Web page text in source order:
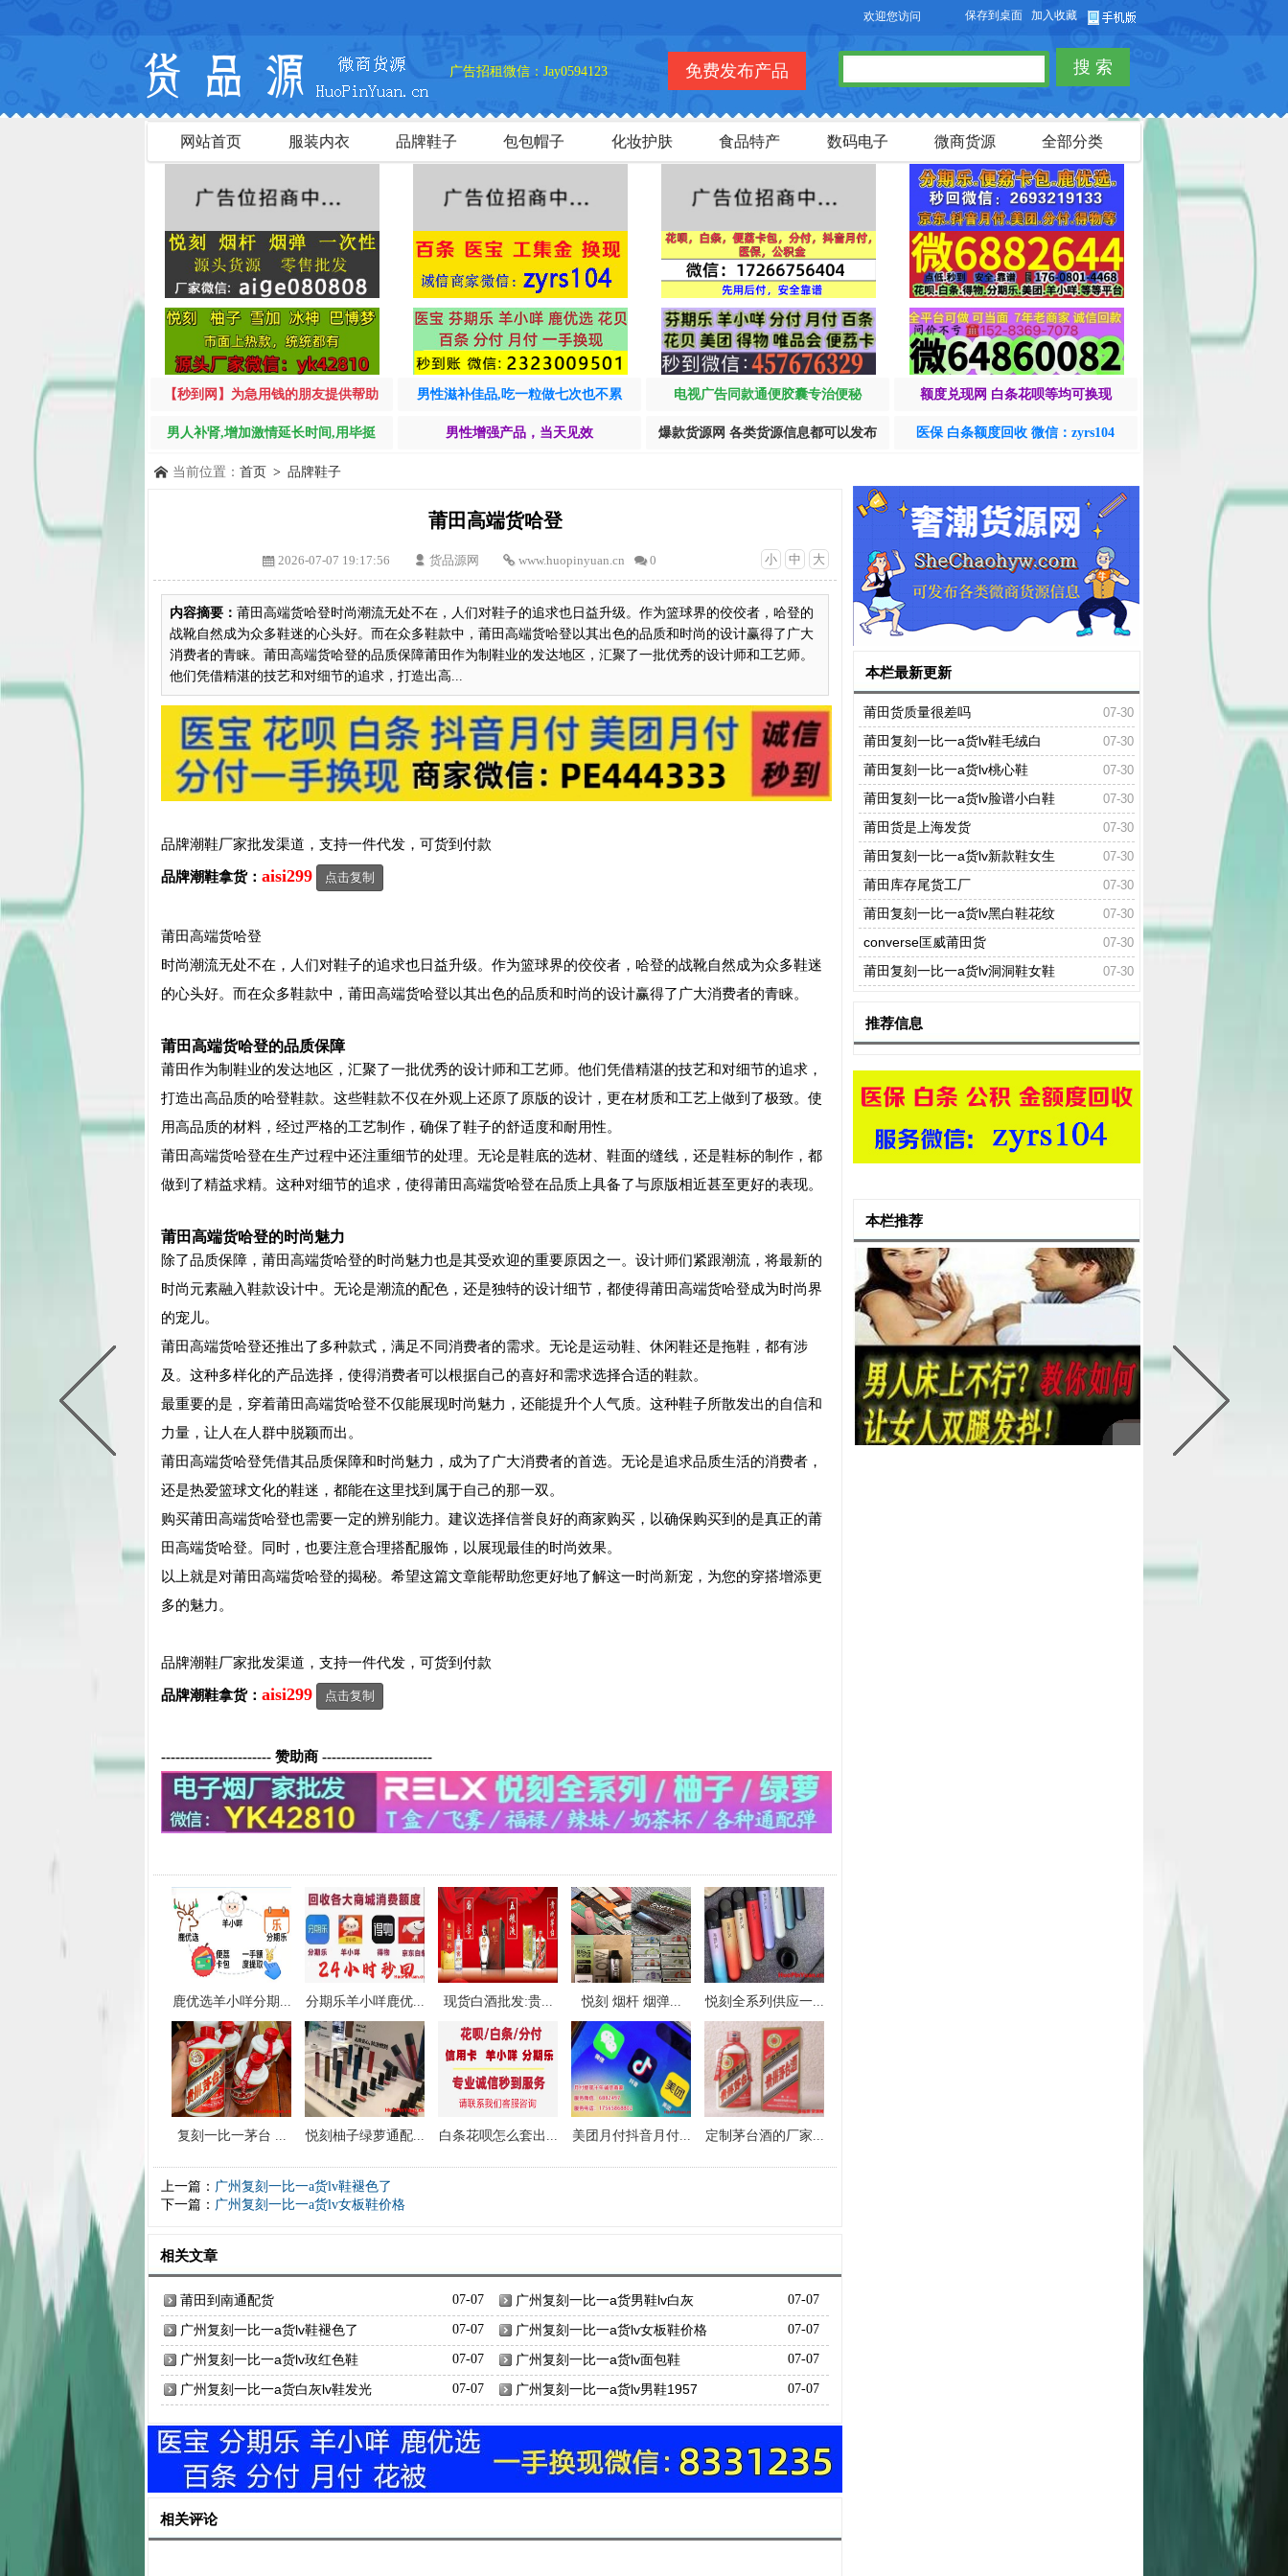
欢迎您访问【货品源】微商货源网站，本站可以免费发布微商货源信息，免费发布供求
保存到桌面 加入收藏
广告招租微信：Jay0594123 搜 索
免费发布产品
网站首页 服装内衣 品牌鞋子 包包帽子 化妆护肤 食品特产 数码电子 微商货源 全部分类
【秒到网】为急用钱的朋友提供帮助 男性滋补佳品,吃一粒做七次也不累 电视广告同款通便胶囊专治便秘 额度兑现网 白条花呗等均可换现
男人补肾,增加激情延长时间,用毕挺 男性增强产品，当天见效 爆款货源网 各类货源信息都可以发布 医保 白条额度回收 微信：zyrs104
当前位置： 首页 > 品牌鞋子
莆田高端货哈登
小 中 大
2026-07-07 19:17:56 货品源网 www.huopinyuan.cn 0
内容摘要： 莆田高端货哈登时尚潮流无处不在，人们对鞋子的追求也日益升级。作为篮球界的佼佼者，哈登的
战靴自然成为众多鞋迷的心头好。而在众多鞋款中，莆田高端货哈登以其出色的品质和时尚的设计赢得了广大
消费者的青睐。莆田高端货哈登的品质保障莆田作为制鞋业的发达地区，汇聚了一批优秀的设计师和工艺师。
他们凭借精湛的技艺和对细节的追求，打造出高...
品牌潮鞋厂家批发渠道，支持一件代发，可货到付款
品牌潮鞋拿货： aisi299 点击复制
莆田高端货哈登
时尚潮流无处不在，人们对鞋子的追求也日益升级。作为篮球界的佼佼者，哈登的战靴自然成为众多鞋迷
的心头好。而在众多鞋款中，莆田高端货哈登以其出色的品质和时尚的设计赢得了广大消费者的青睐。
莆田高端货哈登的品质保障
莆田作为制鞋业的发达地区，汇聚了一批优秀的设计师和工艺师。他们凭借精湛的技艺和对细节的追求，
打造出高品质的哈登鞋款。这些鞋款不仅在外观上还原了原版的设计，更在材质和工艺上做到了极致。使
用高品质的材料，经过严格的工艺制作，确保了鞋子的舒适度和耐用性。
莆田高端货哈登在生产过程中还注重细节的处理。无论是鞋底的选材、鞋面的缝线，还是鞋标的制作，都
做到了精益求精。这种对细节的追求，使得莆田高端货哈登在品质上具备了与原版相近甚至更好的表现。
莆田高端货哈登的时尚魅力
除了品质保障，莆田高端货哈登的时尚魅力也是其受欢迎的重要原因之一。设计师们紧跟潮流，将最新的
时尚元素融入鞋款设计中。无论是潮流的配色，还是独特的设计细节，都使得莆田高端货哈登成为时尚界
的宠儿。
莆田高端货哈登还推出了多种款式，满足不同消费者的需求。无论是运动鞋、休闲鞋还是拖鞋，都有涉
及。这种多样化的产品选择，使得消费者可以根据自己的喜好和需求选择合适的鞋款。
最重要的是，穿着莆田高端货哈登不仅能展现时尚魅力，还能提升个人气质。这种鞋子所散发出的自信和
力量，让人在人群中脱颖而出。
莆田高端货哈登凭借其品质保障和时尚魅力，成为了广大消费者的首选。无论是追求品质生活的消费者，
还是热爱篮球文化的鞋迷，都能在这里找到属于自己的那一双。
购买莆田高端货哈登也需要一定的辨别能力。建议选择信誉良好的商家购买，以确保购买到的是真正的莆
田高端货哈登。同时，也要注意合理搭配服饰，以展现最佳的时尚效果。
以上就是对莆田高端货哈登的揭秘。希望这篇文章能帮助您更好地了解这一时尚新宠，为您的穿搭增添更
多的魅力。
品牌潮鞋厂家批发渠道，支持一件代发，可货到付款
品牌潮鞋拿货： aisi299 点击复制
----------------------- 赞助商 -----------------------
鹿优选羊小咩分期... 分期乐羊小咩鹿优... 现货白酒批发:贵... 悦刻 烟杆 烟弹... 悦刻全系列供应一...
复刻一比一茅台 ... 悦刻柚子绿萝通配... 白条花呗怎么套出... 美团月付抖音月付... 定制茅台酒的厂家...
上一篇： 广州复刻一比一a货lv鞋褪色了
下一篇： 广州复刻一比一a货lv女板鞋价格
相关文章
07-07
莆田到南通配货 07-07
广州复刻一比一a货男鞋lv白灰
07-07
广州复刻一比一a货lv鞋褪色了 07-07
广州复刻一比一a货lv女板鞋价格
07-07
广州复刻一比一a货lv玫红色鞋 07-07
广州复刻一比一a货lv面包鞋
07-07
广州复刻一比一a货白灰lv鞋发光 07-07
广州复刻一比一a货lv男鞋1957
相关评论
本栏最新更新
07-30
莆田货质量很差吗
07-30
莆田复刻一比一a货lv鞋毛绒白
07-30
莆田复刻一比一a货lv桃心鞋
07-30
莆田复刻一比一a货lv脸谱小白鞋
07-30
莆田货是上海发货
07-30
莆田复刻一比一a货lv新款鞋女生
07-30
莆田库存尾货工厂
07-30
莆田复刻一比一a货lv黑白鞋花纹
07-30
converse匡威莆田货
07-30
莆田复刻一比一a货lv洞洞鞋女鞋
推荐信息
本栏推荐